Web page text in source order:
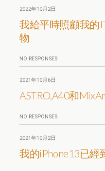
2022年10月2日
我給平時照顧我的
物
NO RESPONSES
2021年10月6日
ASTRO,A40和
NO RESPONSES
2021年10月2日
我的iPhone13已經